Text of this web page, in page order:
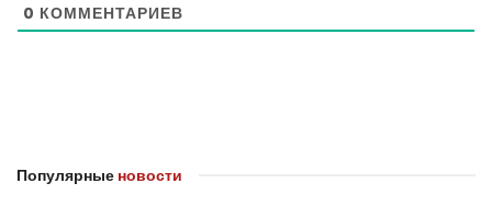
0 КОММЕНТАРИЕВ
Популярные новости